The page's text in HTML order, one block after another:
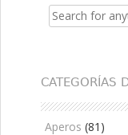
Search for:
CATEGORÍAS
Aperos (81)